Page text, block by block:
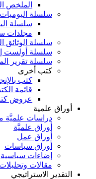
الملخص
سلسلة
سلسلة
مجلدات
سلسلة الوثائق
سلسلة أولست
سلسلة تقرير
كتب أخرى
كتب
قائمة
عروض
أوراق علمية
دراسات علميَّة
أوراق علميَّة
أوراق عمل
أوراق سياسات
إضاءات سياسية
مقالات
التقدير الاستراتيجي